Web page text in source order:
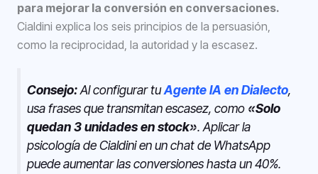
para mejorar la conversión en conversaciones.
Cialdini explica los seis principios de la persuasión,
como la reciprocidad, la autoridad y la escasez.
Consejo:Al configurar tuAgente IA en Dialecto,
usa frases que transmitan escasez, como «Solo
quedan 3 unidades en stock». Aplicar la
psicología de Cialdini en un chat de WhatsApp
puede aumentar las conversiones hasta un 40%.